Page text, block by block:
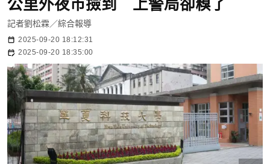
記者劉松霖／綜合報導
2025-09-20 18:12:31
2025-09-20 18:35:00